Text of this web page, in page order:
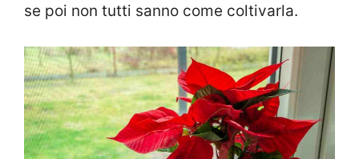
se poi non tutti sanno come coltivarla.